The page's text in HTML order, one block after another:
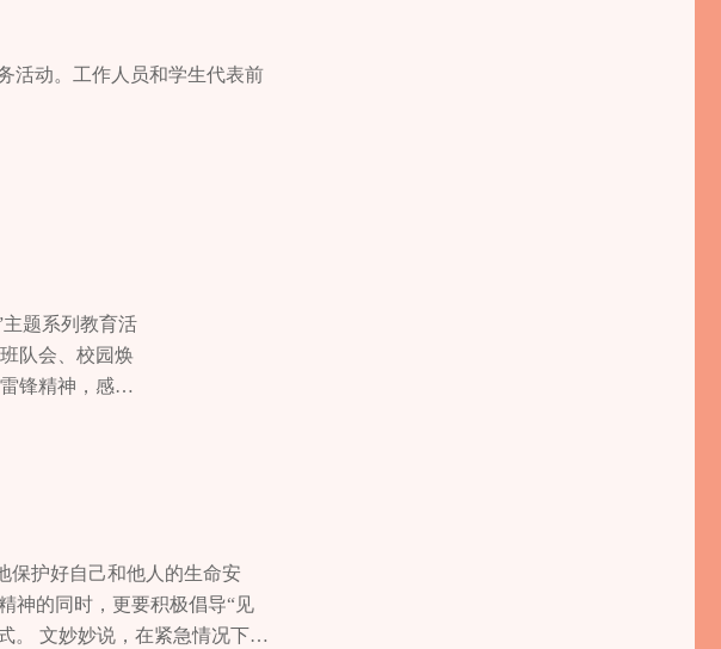
体、参与社区服务、关爱“一
正气充盈社会。希望广大志愿
会文明的传播者、雷锋精神的
服务队伍代表接受授旗，志
活动。工作人员和学生代表前
题系列教育活
队会、校园焕
锋精神，感悟
保护好自己和他人的生命安
神的同时，更要积极倡导“见
。 文妙妙说，在紧急情况下，